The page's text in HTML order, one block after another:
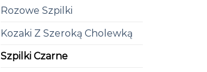
Rozowe Szpilki
Kozaki Z Szeroką Cholewką
Szpilki Czarne